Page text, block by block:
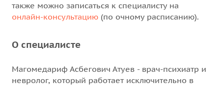
также можно записаться к специалисту на
онлайн-консультацию (по очному расписанию).
О специалисте
Магомедариф Асбегович Атуев - врач-психиатр и
невролог, который работает исключительно в